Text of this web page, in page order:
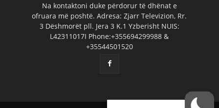
Na kontaktoni duke përdorur të dhënat e
ofruara më poshtë. Adresa: Zjarr Televizion, Rr.
3 Dëshmorët pll. Jera 3 K.1 Yzberisht NUIS:
L42311017I Phone:+355694299988 &
+35544501520